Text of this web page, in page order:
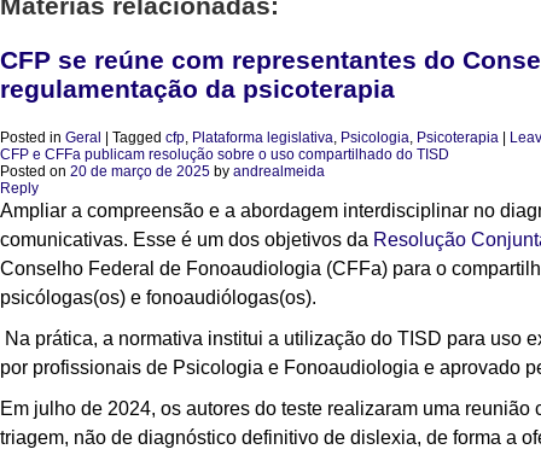
CFP se reúne com representantes do
regulamentação da psicoterapia
Posted in Geral Tagged cfp, Plataforma legislativa, Psicologia, Psicoterapia
CFP e CFFa publicam resolução sobre o uso compartilhado do TISD
Posted on 20 de março de 2025 by andrealmeida
Reply
Ampliar a compreensão e a abordagem interdisciplinar no
comunicativas. Esse é um dos objetivos da Resolução
Conselho Federal de Fonoaudiologia (CFFa) para o
psicólogas(os) e fonoaudiólogas(os).
Na prática, a normativa institui a utilização do TISD para uso
por profissionais de Psicologia e Fonoaudiologia e aprovado
Em julho de 2024, os autores do teste realizaram uma
triagem, não de diagnóstico definitivo de dislexia, de forma a